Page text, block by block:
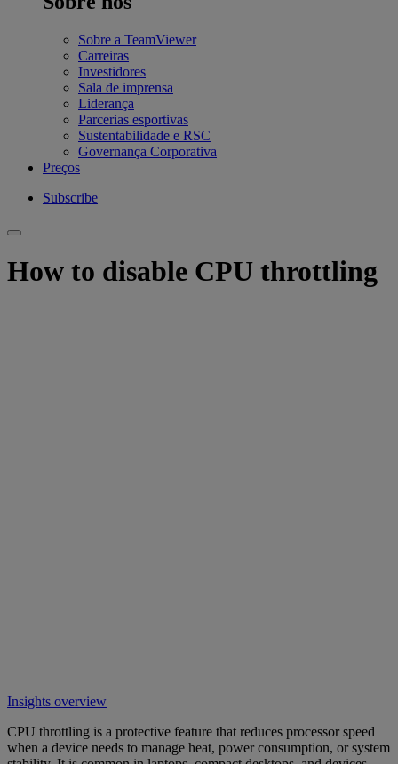
Sobre a TeamViewer
Carreiras
Investidores
Sala de imprensa
Liderança
Parcerias esportivas
Sustentabilidade e RSC
Governança Corporativa
Preços
Subscribe
How to disable CPU throttling
Insights overview
CPU throttling is a protective feature that reduces processor speed
when a device needs to manage heat, power consumption, or system